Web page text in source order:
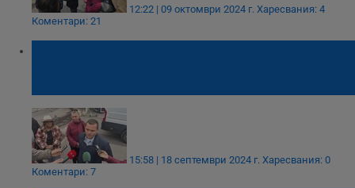
12:22 | 09 октомври 2024 г. Харесвания: 4
Коментари: 21
15:58 | 18 септември 2024 г. Харесвания: 0
Коментари: 7